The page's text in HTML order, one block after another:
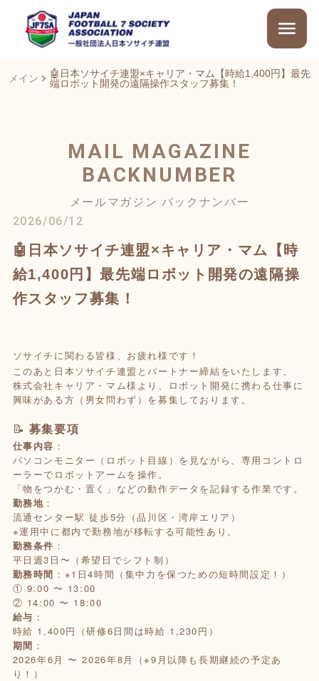
メイン
🤖日本ソサイチ連盟×キャリア・マム【時給1,400円】最先
端ロボット開発の遠隔操作スタッフ募集！
MAIL MAGAZINE
BACKNUMBER
メールマガジン バックナンバー
2026/06/12
🤖日本ソサイチ連盟×キャリア・マム【時
給1,400円】最先端ロボット開発の遠隔操
作スタッフ募集！
ソサイチに関わる皆様、お疲れ様です！
このあと日本ソサイチ連盟とパートナー締結をいたします、
株式会社キャリア・マム様より、ロボット開発に携わる仕事に
興味がある方（男女問わず）を募集しております。
📝 募集要項
仕事内容 ：
パソコンモニター（ロボット目線）を見ながら、専用コントロ
ーラーでロボットアームを操作。
「物をつかむ・置く」などの動作データを記録する作業です。
勤務地 ：
流通センター駅 徒歩5分（品川区・湾岸エリア）
※運用中に都内で勤務地が移転する可能性あり。
勤務条件 ：
平日週3日〜（希望日でシフト制）
勤務時間 ：※1日4時間（集中力を保つための短時間設定！）
① 9:00 〜 13:00
② 14:00 〜 18:00
給与 ：
時給 1,400円（研修6日間は時給 1,230円）
期間 ：
2026年6月 〜 2026年8月（※9月以降も長期継続の予定あ
り！）